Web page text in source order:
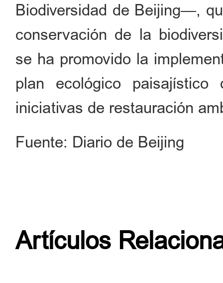
Biodiversidad de Beijing—,
conservación de la
se ha promovido la
plan ecológico
iniciativas de restauración
Fuente: Diario de Beijing
Artículos